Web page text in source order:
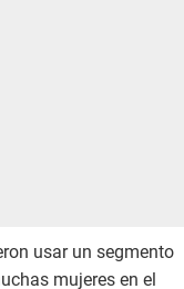
usar un segmento
mujeres en el